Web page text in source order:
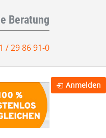
Beratung
/ 29 86 91-0
Anmelden